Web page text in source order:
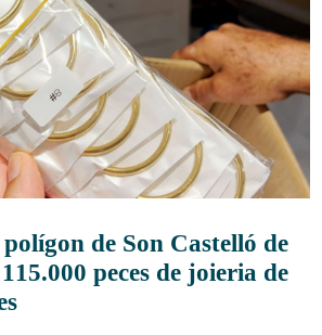
de Son Castelló de
peces de joieria de